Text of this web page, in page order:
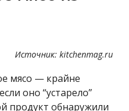
Источник: kitchenmag.ru
мясо — крайне
оно “устарело”
продукт обнаружили